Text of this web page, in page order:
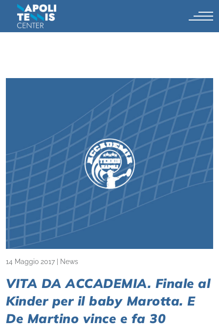
14 Maggio 2017 News
VITA DA ACCADEMIA. Finale al
Kinder per il baby Marotta. E
De Martino vince e fa 30